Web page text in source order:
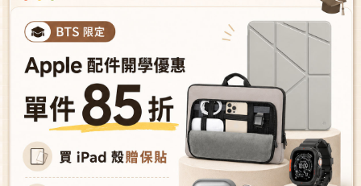
成為經銷商
購物與配送
購物須知
隱私權保護
使用條款